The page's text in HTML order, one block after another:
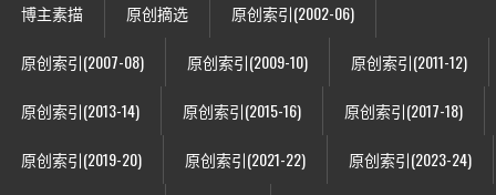
博主素描 原创摘选 原创索引(2002-06)
原创索引(2007-08) 原创索引(2009-10) 原创索引(2011-12)
原创索引(2013-14) 原创索引(2015-16) 原创索引(2017-18)
原创索引(2019-20) 原创索引(2021-22) 原创索引(2023-24)